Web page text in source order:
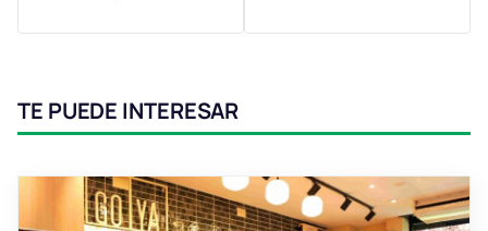
TE PUEDE INTERESAR